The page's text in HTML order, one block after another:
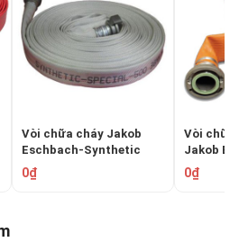
Vòi chữa cháy Jakob
Eschbach-Synthetic
Special 500
0₫
Vòi chữa
Jakob
DRAGON
0₫